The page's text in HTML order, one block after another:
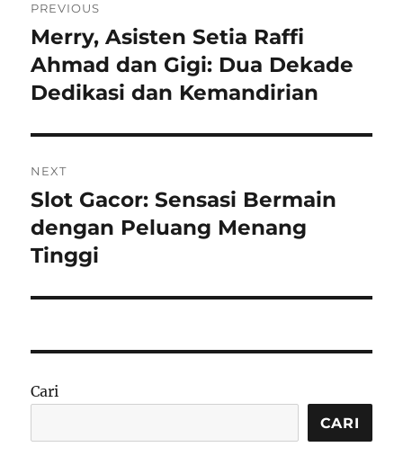
pos
PREVIOUS
Previous
post:
Merry, Asisten Setia Raffi
Ahmad dan Gigi: Dua Dekade
Dedikasi dan Kemandirian
NEXT
Next
post:
Slot Gacor: Sensasi Bermain
dengan Peluang Menang
Tinggi
Cari
CARI